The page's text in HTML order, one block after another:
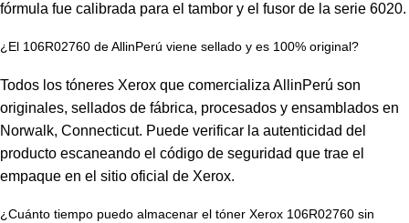
fórmula fue calibrada para el tambor y el fusor de la serie 6020.
¿El 106R02760 de AllinPerú viene sellado y es 100% original?
Todos los tóneres Xerox que comercializa AllinPerú son
originales, sellados de fábrica, procesados y ensamblados en
Norwalk, Connecticut. Puede verificar la autenticidad del
producto escaneando el código de seguridad que trae el
empaque en el sitio oficial de Xerox.
¿Cuánto tiempo puedo almacenar el tóner Xerox 106R02760 sin